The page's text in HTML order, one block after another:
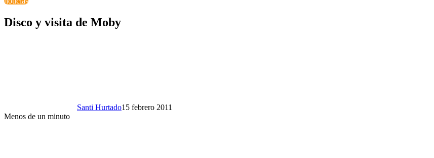
Disco y visita de Moby
Santi Hurtado15 febrero 2011
Menos de un minuto